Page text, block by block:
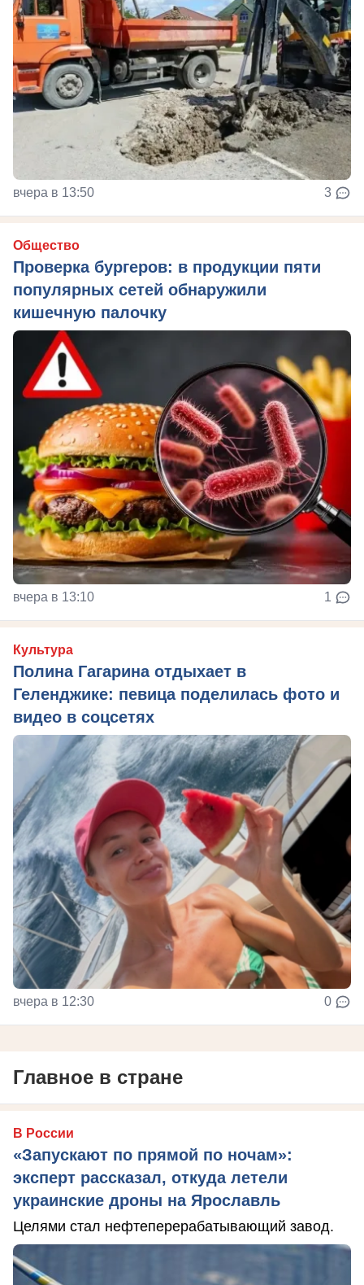
вчера в 13:50 3
Общество
Проверка бургеров: в продукции пяти
популярных сетей обнаружили
кишечную палочку
вчера в 13:10 1
Культура
Полина Гагарина отдыхает в
Геленджике: певица поделилась фото и
видео в соцсетях
вчера в 12:30 0
Главное в стране
В России
«Запускают по прямой по ночам»:
эксперт рассказал, откуда летели
украинские дроны на Ярославль
Целями стал нефтеперерабатывающий завод.